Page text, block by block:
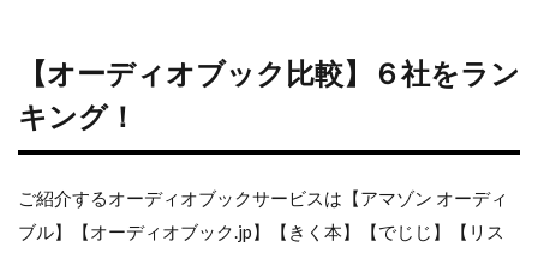
【オーディオブック比較】６社をラン
キング！
ご紹介するオーディオブックサービスは【アマゾン オーディ
ブル】【オーディオブック.jp】【きく本】【でじじ】【リス